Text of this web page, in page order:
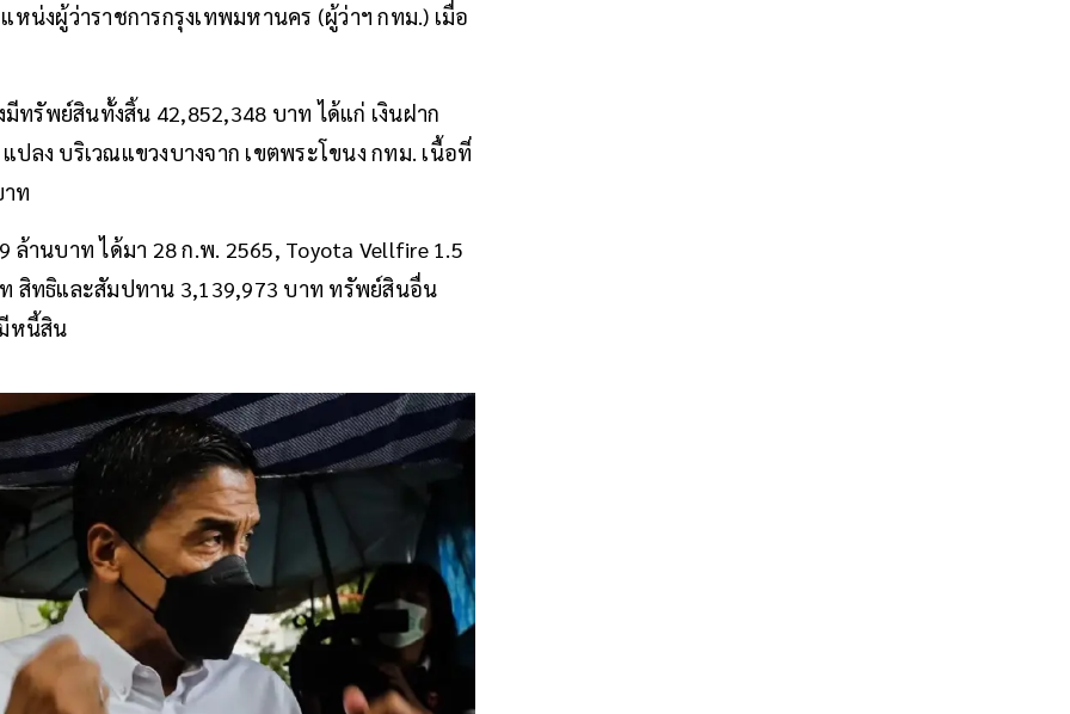
หน่งผู้ว่าราชการกรุงเทพมหานคร (ผู้ว่าฯ กทม.) เมื่อ
ทรัพย์สินทั้งสิ้น 42,852,348 บาท ได้แก่ เงินฝาก
ลง บริเวณแขวงบางจาก เขตพระโขนง กทม. เนื้อที่
ท
ล้านบาท ได้มา 28 ก.พ. 2565, Toyota Vellfire 1.5
สิทธิและสัมปทาน 3,139,973 บาท ทรัพย์สินอื่น
หนี้สิน